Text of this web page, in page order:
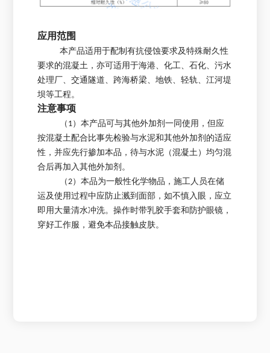
应用范围
本产品适用于配制有抗侵蚀要求及特殊耐久性
要求的混凝土，亦可适用于海港、化工、石化、污水
处理厂、交通隧道、跨海桥梁、地铁、轻轨、江河堤
坝等工程。
注意事项
（1）本产品可与其他外加剂一同使用，但应
按混凝土配合比事先检验与水泥和其他外加剂的适应
性，并应先行掺加本品，待与水泥（混凝土）均匀混
合后再加入其他外加剂。
（2）本品为一般性化学物品，施工人员在储
运及使用过程中应防止溅到面部，如不慎入眼，应立
即用大量清水冲洗。操作时带乳胶手套和防护眼镜，
穿好工作服，避免本品接触皮肤。